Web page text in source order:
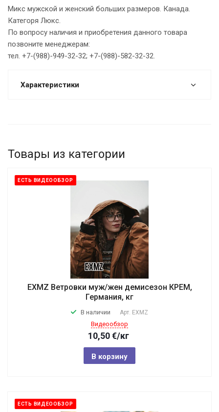
Микс мужской и женский больших размеров. Канада.
Категоря Люкс.
По вопросу наличия и приобретения данного товара
позвоните менеджерам:
тел. +7-(988)-949-32-32; +7-(988)-582-32-32.
Характеристики
Товары из категории
ЕСТЬ ВИДЕООБЗОР
EXMZ Ветровки муж/жен демисезон КРЕМ,
Германия, кг
В наличии Арт. EXMZ
Видеообзор
10,50€/кг
В корзину
ЕСТЬ ВИДЕООБЗОР